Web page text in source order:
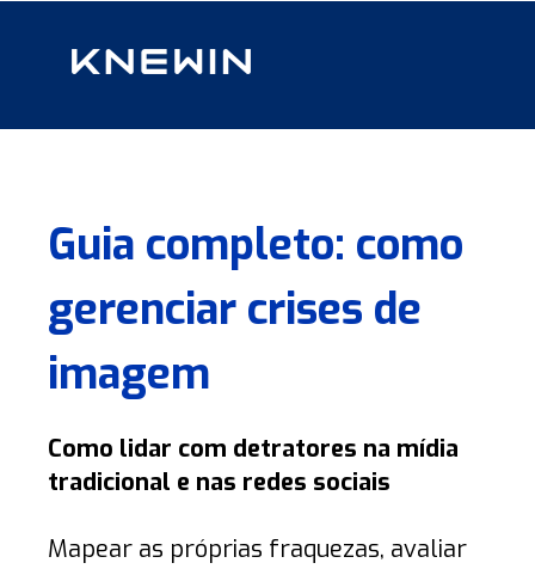
Guia completo: como
gerenciar crises de
imagem
Como lidar com detratores na mídia
tradicional e nas redes sociais
Mapear as próprias fraquezas, avaliar